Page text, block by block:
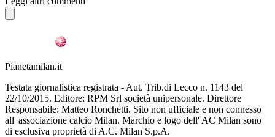
Pianetamilan.it
Testata giornalistica registrata - Aut. Trib.di Lecco n. 1143 del
22/10/2015. Editore: RPM Srl società unipersonale. Direttore
Responsabile: Matteo Ronchetti. Sito non ufficiale e non connesso
all' associazione calcio Milan. Marchio e logo dell' AC Milan sono
di esclusiva proprietà di A.C. Milan S.p.A.